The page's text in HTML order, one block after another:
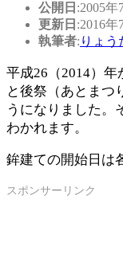
公開日 :2005年
更新日 :2016年
執筆者: りょう
平成26（2014）年
と後祭（あとまつ
うになりました。
わかれます。
鉾建ての開始日は
スポンサーリンク